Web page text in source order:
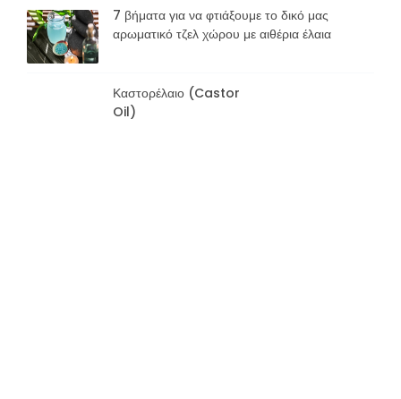
7 βήματα για να φτιάξουμε το δικό μας
αρωματικό τζελ χώρου με αιθέρια έλαια
Καστορέλαιο (Castor
Oil)